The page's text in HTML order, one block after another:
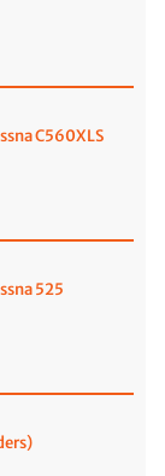
C560XLS
525